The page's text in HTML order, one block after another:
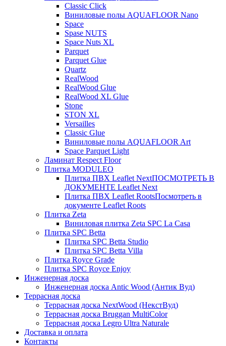
Classic Click
Виниловые полы AQUAFLOOR Nano
Space
Spase NUTS
Space Nuts XL
Parquet
Parquet Glue
Quartz
RealWood
RealWood Glue
RealWood XL Glue
Stone
STON XL
Versailles
Classic Glue
Виниловые полы AQUAFLOOR Art
Space Parquet Light
Ламинат Respect Floor
Плитка MODULEO
Плитка ПВХ Leaflet NextПОСМОТРЕТЬ В
ДОКУМЕНТЕ Leaflet Next
Плитка ПВХ Leaflet RootsПосмотреть в
документе Leaflet Roots
Плитка Zeta
Виниловая плитка Zeta SPC La Casa
Плитка SPC Betta
Плитка SPC Betta Studio
Плитка SPC Betta Villa
Плитка Royce Grade
Плитка SPC Royce Enjoy
Инженерная доска
Инженерная доска Antic Wood (Антик Вуд)
Террасная доска
Террасная доска NextWood (НекстВуд)
Террасная доска Bruggan MultiColor
Террасная доска Legro Ultra Naturale
Доставка и оплата
Контакты